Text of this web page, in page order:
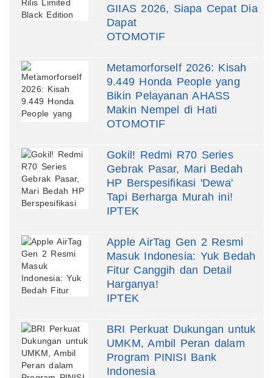
GIIAS 2026, Siapa Cepat Dia
Dapat
OTOMOTIF
Metamorforself 2026: Kisah
9.449 Honda People yang
Bikin Pelayanan AHASS
Makin Nempel di Hati
OTOMOTIF
Gokil! Redmi R70 Series
Gebrak Pasar, Mari Bedah
HP Berspesifikasi 'Dewa'
Tapi Berharga Murah ini!
IPTEK
Apple AirTag Gen 2 Resmi
Masuk Indonesia: Yuk Bedah
Fitur Canggih dan Detail
Harganya!
IPTEK
BRI Perkuat Dukungan untuk
UMKM, Ambil Peran dalam
Program PINISI Bank
Indonesia